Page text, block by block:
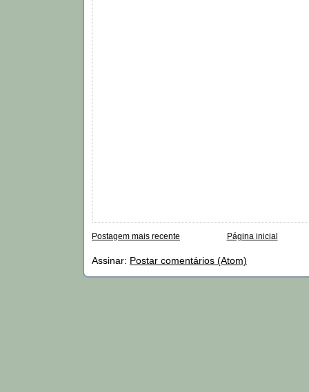
Postagem mais recente Página inicial
Assinar: Postar comentários (Atom)